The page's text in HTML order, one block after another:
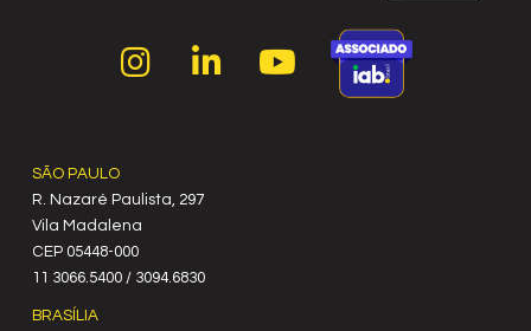
SÃO PAULO
R. Nazaré Paulista, 297
Vila Madalena
C‍EP 05448-000
11 3066.5400 / 3094.6830
BRASÍLIA